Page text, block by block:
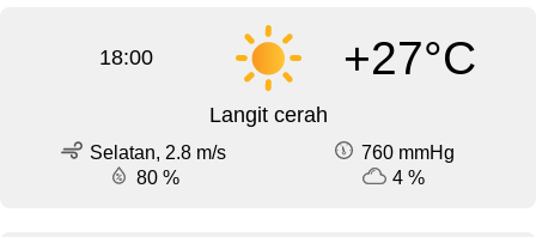
18:00 +27°C
Langit cerah
Selatan, 2.8 m/s
760 mmHg
80 %
4 %